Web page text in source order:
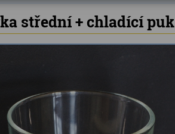
střední + chladící puk